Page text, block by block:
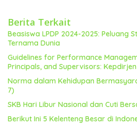
Berita Terkait
Beasiswa LPDP 2024-2025: Peluang
Ternama Dunia
Guidelines for Performance
Principals, and Supervisors:
Norma dalam Kehidupan
7)
SKB Hari Libur Nasional dan Cuti
Berikut Ini 5 Kelenteng Besar di